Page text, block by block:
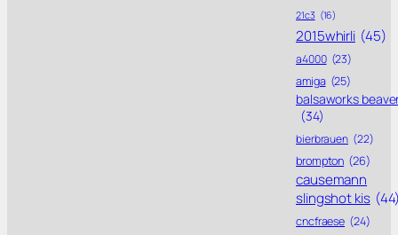
21c3 (16)
2015whirli (45)
a4000 (23)
amiga (25)
balsaworks
(34)
bierbrauen (22)
brompton (26)
causemann
slingshot kis
cncfraese (24)